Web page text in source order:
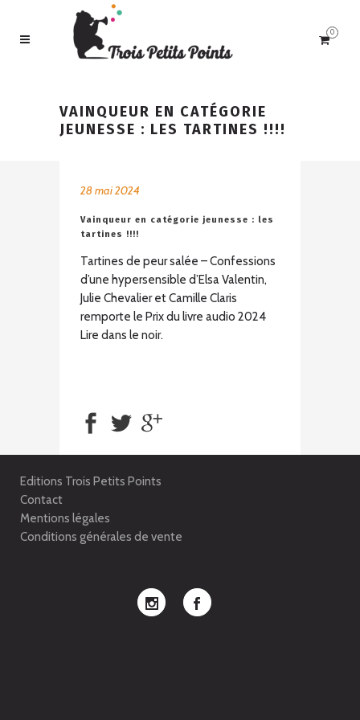
0
VAINQUEUR EN CATÉGORIE
JEUNESSE : LES TARTINES !!!!
28 mai 2024
Vainqueur en catégorie jeunesse : les
tartines !!!!
Tartines de peur salée – Confessions
d’une hypersensible d’Elsa Valentin,
Julie Chevalier et Camille Claris
remporte le Prix du livre audio 2024
Lire dans le noir.
Editions Trois Petits Points
Contact
Mentions légales
Conditions générales de vente